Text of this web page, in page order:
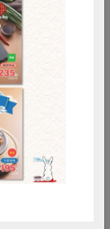
若未能單次
酸鹽